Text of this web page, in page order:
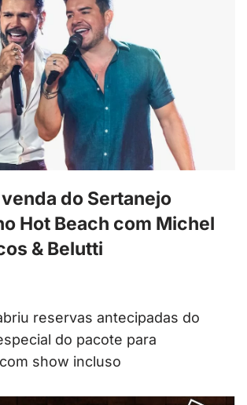
do Sertanejo
Hot Beach com Michel
& Belutti
reservas antecipadas do
do pacote para
show incluso